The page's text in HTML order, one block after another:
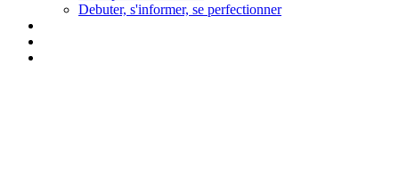
Debuter, s'informer, se perfectionner